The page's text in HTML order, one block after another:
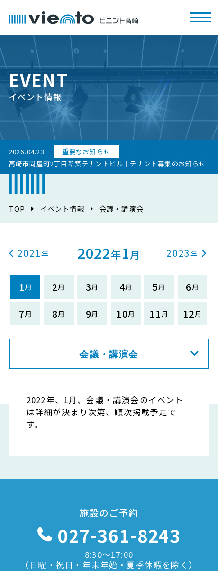
EVENT
イベント情報
2026.04.23
重要なお知らせ
高崎市問屋町2丁目新築テナントビル｜テナント募集のお知らせ
TOP イベント情報 会議・講演会
2021 2022年1月
1 2 3 4 5
6
7
8 9 10 11 12
2023
会議・講演会
2022年、1月、会議・講演会のイベント
は詳細が決まり次第、順次掲載予定で
す。
施設のご予約
027-361-8243
8:30〜17:00
（日曜・祝日・年末年始・夏季休暇を除く）